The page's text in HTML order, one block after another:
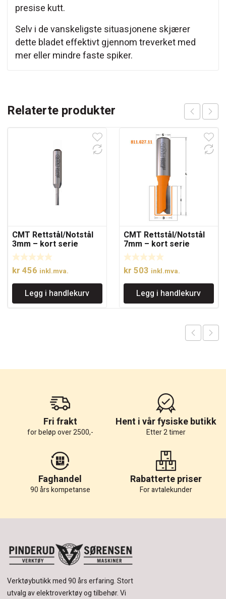
presise kutt.
Selv i de vanskeligste situasjonene skjærer
dette bladet effektivt gjennom treverket med
mer eller mindre faste spiker.
Relaterte produkter
CMT Rettstål/Notstål
3mm – kort serie
kr 456 inkl.mva.
Legg i handlekurv
CMT Rettstål/Notstål
7mm – kort serie
kr 503 inkl.mva.
Legg i handlekurv
Fri frakt
for beløp over 2500,-
Hent i vår fysiske butikk
Etter 2 timer
Faghandel
90 års kompetanse
Rabatterte priser
For avtalekunder
Verktøybutikk med 90 års erfaring.Stort
utvalg av elektroverktøy og tilbehør.Vi